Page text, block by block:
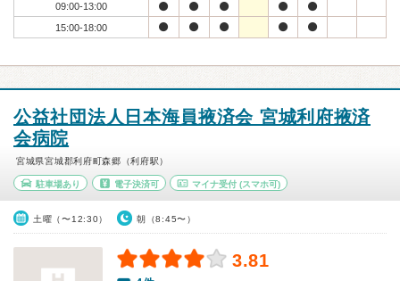
09:00-13:00
15:00-18:00
公益社団法人日本海員掖済会 宮城利府掖済
会病院
宮城県宮城郡利府町森郷（利府駅）
駐車場あり 電子決済可 マイナ受付 (スマホ可)
土曜（〜12:30） 朝（8:45〜）
3.81